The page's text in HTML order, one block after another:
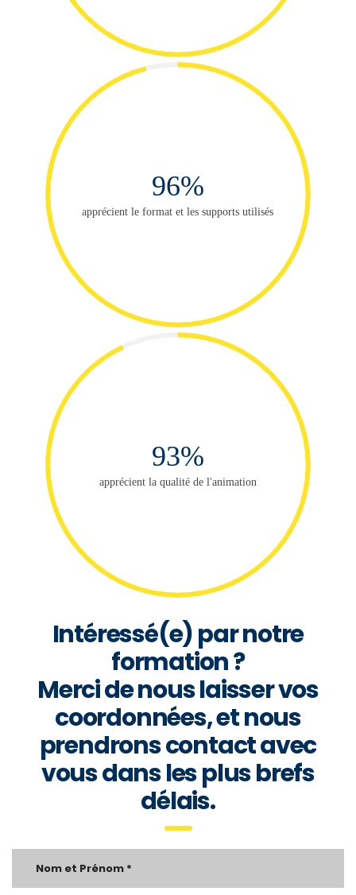
96%
apprécient le format et les supports utilisés
93%
apprécient la qualité de l'animation
Intéressé(e) par notre
formation ?
Merci de nous laisser vos
coordonnées, et nous
prendrons contact avec
vous dans les plus brefs
délais.